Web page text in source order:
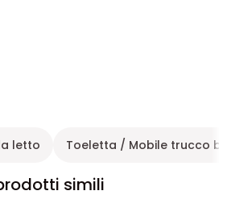
letto Toeletta / Mobile trucco
simili